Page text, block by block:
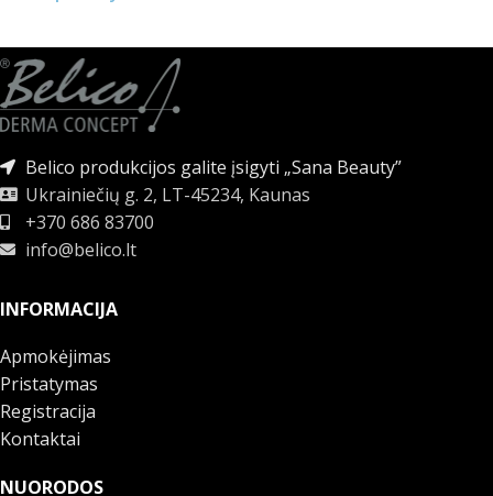
Belico produkcijos galite įsigyti „Sana Beauty”
Ukrainiečių g. 2, LT-45234, Kaunas
+370 686 83700
info@belico.lt
INFORMACIJA
Apmokėjimas
Pristatymas
Registracija
Kontaktai
NUORODOS